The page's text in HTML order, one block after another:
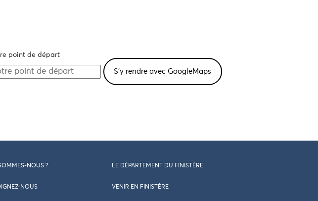
point de départ
NOUS ? LE DÉPARTEMENT DU FINISTÈRE
NOUS VENIR EN FINISTÈRE